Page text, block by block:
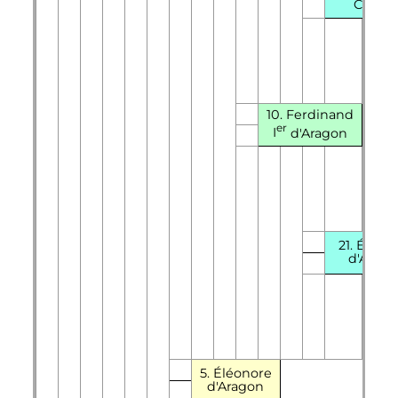
10. Ferdinand
Ier d'Aragon
21.
5. Éléonore
d'Aragon